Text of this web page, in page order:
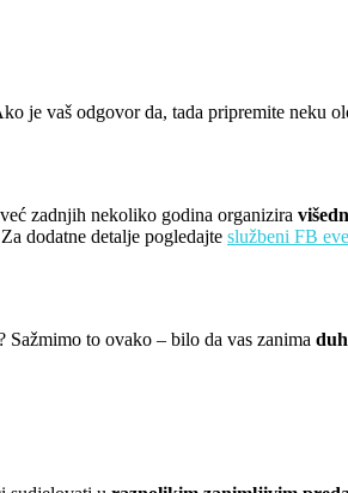
je vaš odgovor da, tada pripremite neku
zadnjih nekoliko godina organizira
Za dodatne detalje pogledajte službeni FB
Sažmimo to ovako – bilo da vas zanima